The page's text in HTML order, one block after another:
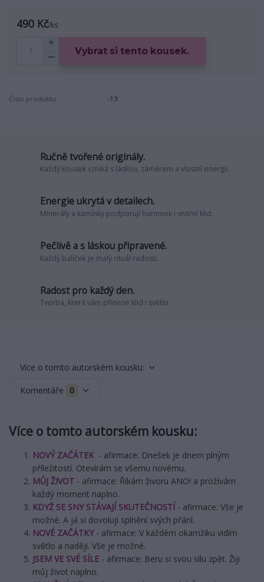
490 Kč/ks
Vybrat si tento kousek.
Číslo produktu: -13
Ručně tvořené originály.
Každý kousek vzniká s láskou, záměrem a vlastní energií.
Energie ukrytá v detailech.
Minerály a kamínky podporují harmonii i vnitřní klid.
Pečlivě a s láskou připravené.
Každý balíček je malý rituál radosti.
Radost pro každý den.
Tvorba, která vám přinese klid i světlo.
Více o tomto autorském kousku:
Komentáře 0
Více o tomto autorském kousku:
NOVÝ ZAČÁTEK- afirmace: Dnešek je dnem plným
příležitostí. Otevírám se všemu novému.
MŮJ ŽIVOT - afirmace: Říkám živoru ANO! a prožívám
každý moment naplno.
KDYŽ SE SNY STÁVAJÍ SKUTEČNOSTÍ - afirmace: Vše je
možné. A já si dovoluji splnění svých přání.
NOVÉ ZAČÁTKY- afirmace: V každém okamžiku vidím
světlo a naději. Vše je možné.
JSEM VE SVÉ SÍLE - afirmace: Beru si svou sílu zpět. Žiji
můj život naplno.